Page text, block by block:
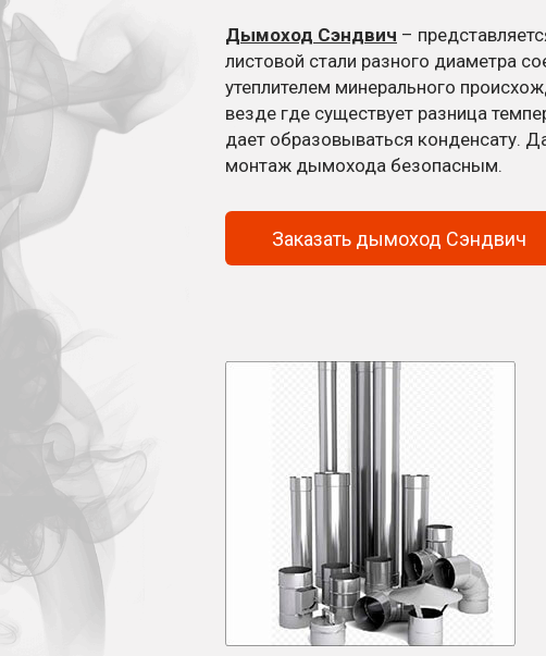
Дымоход Сэндвич –
листовой стали разного диаметра
утеплителем минерального
везде где существует разница
дает образовываться конденсату.
монтаж дымохода безопасным.
Заказать дымоход Сэндвич